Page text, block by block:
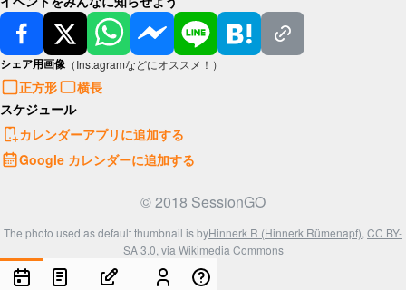
シェア用画像 （Instagramなどにオススメ！）
正方形
横長
スケジュール
カレンダーアプリに追加する
Google カレンダーに追加する
© 2018 SessionGO
The photo used as default thumbnail is byHinnerk R (Hinnerk Rümenapf),CC BY-
SA 3.0, via Wikimedia Commons